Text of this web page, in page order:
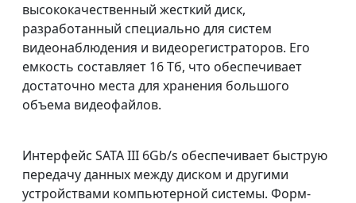
высококачественный жесткий диск,
разработанный специально для систем
видеонаблюдения и видеорегистраторов. Его
емкость составляет 16 Тб, что обеспечивает
достаточно места для хранения большого
объема видеофайлов.
Интерфейс SATA III 6Gb/s обеспечивает быструю
передачу данных между диском и другими
устройствами компьютерной системы. Форм-